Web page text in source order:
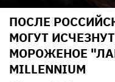
ПОСЛЕ
МОГУТ
МОРОЖЕНОЕ
MILLENNIUM